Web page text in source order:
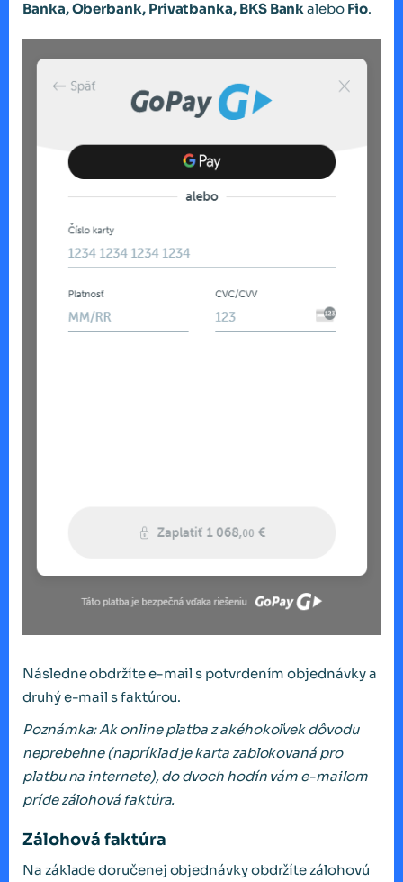
Banka, Oberbank, Privatbanka, BKS Bankalebo Fio.
Následne obdržíte e-mail s potvrdením objednávky a
druhý e-mail s faktúrou.
Poznámka: Ak online platba z akéhokoľvek dôvodu
neprebehne (napríklad je karta zablokovaná pro
platbu na internete), do dvoch hodín vám e-mailom
príde zálohová faktúra.
Zálohová faktúra
Na základe doručenej objednávky obdržíte zálohovú